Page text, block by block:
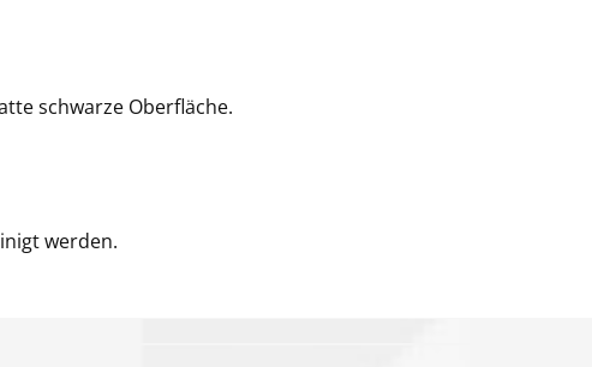
schwarze Oberfläche.
werden.